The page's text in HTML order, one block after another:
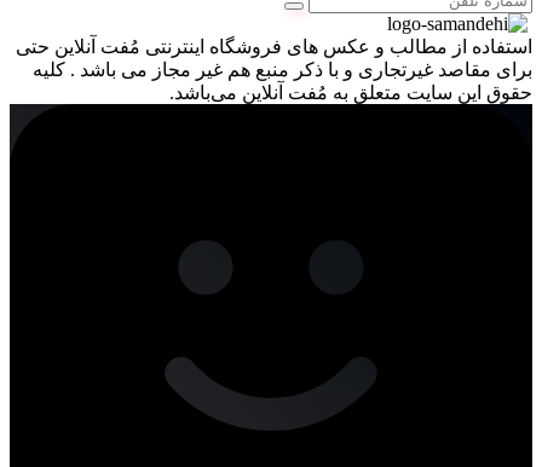
استفاده از مطالب و عکس های فروشگاه اینترنتی مُفت آنلاین حتی
برای مقاصد غیرتجاری و با ذکر منبع هم غیر مجاز می باشد . کلیه
حقوق این سایت متعلق به مُفت آنلاین می‌باشد.